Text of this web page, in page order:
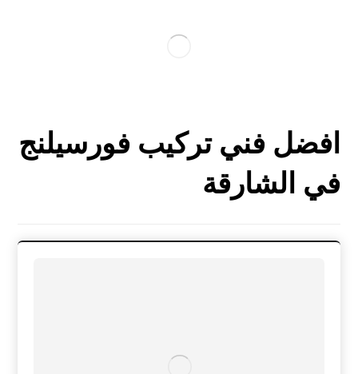
افضل فني تركيب فورسيلنج
في الشارقة